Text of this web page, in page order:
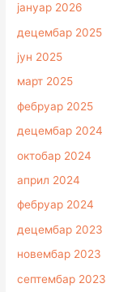
јануар 2026
децембар 2025
јун 2025
март 2025
фебруар 2025
децембар 2024
октобар 2024
април 2024
фебруар 2024
децембар 2023
новембар 2023
септембар 2023